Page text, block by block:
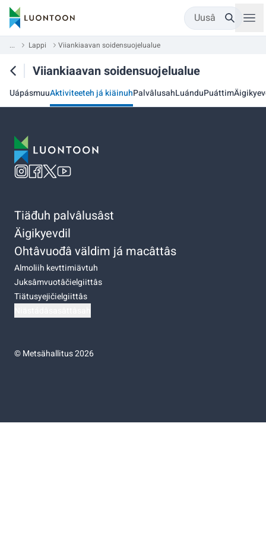
Uusâ
... Lappi Viiankiaavan soidensuojelualue
Viiankiaavan soidensuojelualue
UápásmuuAktiviteeteh já kiäinuhPalvâlusahLuánduPuáttim
Tiäđuh palvâlusâst
Äigikyevdil
Ohtâvuođâ väldim já macâttâs
Almoliih kevttimiävtuh
Juksâmvuotâčielgiittâs
Tiätusyejičielgiittâs
©Metsähallitus 2026